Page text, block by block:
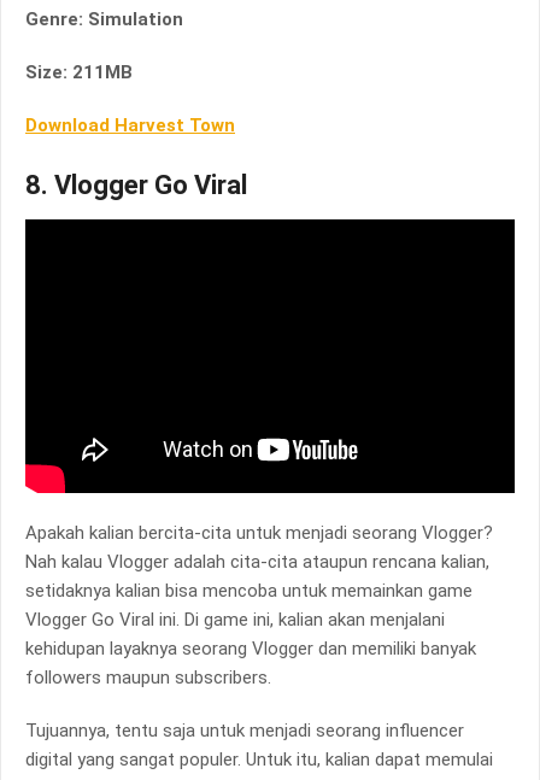
Genre: Simulation
Size: 211MB
Download Harvest Town
8. Vlogger Go Viral
Apakah kalian bercita-cita untuk menjadi seorang Vlogger?
Nah kalau Vlogger adalah cita-cita ataupun rencana kalian,
setidaknya kalian bisa mencoba untuk memainkan game
Vlogger Go Viral ini. Di game ini, kalian akan menjalani
kehidupan layaknya seorang Vlogger dan memiliki banyak
followers maupun subscribers.
Tujuannya, tentu saja untuk menjadi seorang influencer
digital yang sangat populer. Untuk itu, kalian dapat memulai